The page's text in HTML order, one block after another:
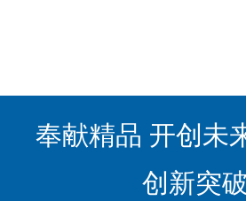
奉献精品 开创未
创新突